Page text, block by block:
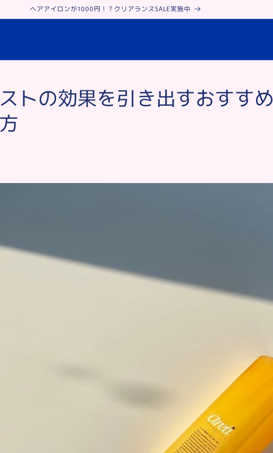
ヘアアイロンが1000円！？クリアランスSALE実施中
トの効果を引き出すおすすめ